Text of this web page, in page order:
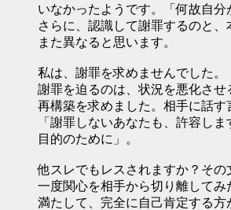
いなかったようです。「何故自
さらに、認識して謝罪するのと
また異なると思います。
私は、謝罪を求めませんでした。
謝罪を迫るのは、状況を悪化さ
再構築を求めました。相手に話す
「謝罪しないあなたも、許容し
目的のために」。
他スレでもレスされますか？その
一度関心を相手から切り離して
満たして、完全に自己肯定する